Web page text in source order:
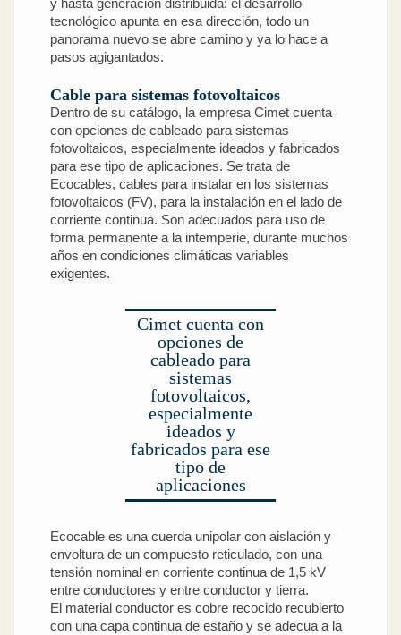
y hasta generación distribuida: el desarrollo
tecnológico apunta en esa dirección, todo un
panorama nuevo se abre camino y ya lo hace a
pasos agigantados.
Cable para sistemas fotovoltaicos
Dentro de su catálogo, la empresa Cimet cuenta
con opciones de cableado para sistemas
fotovoltaicos, especialmente ideados y fabricados
para ese tipo de aplicaciones. Se trata de
Ecocables, cables para instalar en los sistemas
fotovoltaicos (FV), para la instalación en el lado de
corriente continua. Son adecuados para uso de
forma permanente a la intemperie, durante muchos
años en condiciones climáticas variables
exigentes.
Cimet cuenta con
opciones de
cableado para
sistemas
fotovoltaicos,
especialmente
ideados y
fabricados para ese
tipo de
aplicaciones
Ecocable es una cuerda unipolar con aislación y
envoltura de un compuesto reticulado, con una
tensión nominal en corriente continua de 1,5 kV
entre conductores y entre conductor y tierra.
El material conductor es cobre recocido recubierto
con una capa continua de estaño y se adecua a la